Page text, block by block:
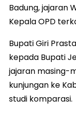
Badung, jajaran
Kepala OPD
Bupati Giri
kepada Bupati
jajaran masing-
kunjungan ke
studi komparasi.